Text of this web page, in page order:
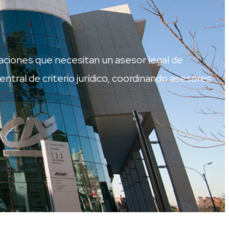
que necesitan un asesor legal de
de criterio jurídico, coordinando asesores